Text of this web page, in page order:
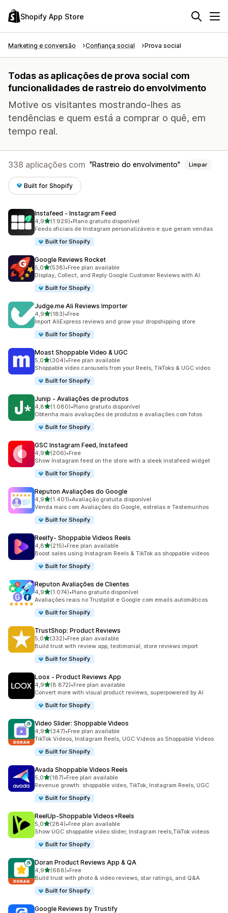
Shopify App Store
Marketing e conversão Confiança social Prova social
Todas as aplicações de prova social com
funcionalidades de rastreio do envolvimento
Motive os visitantes mostrando-lhes as
tendências e quem está a comprar o quê, em
tempo real.
338 aplicações com Rastreio do envolvimento Limpar
Built for Shopify
Instafeed ‑ Instagram Feed
4,9de 5 estrelas
(1.929)
1929 total de avaliações
•Plano gratuito disponível
Feeds oficiais de Instagram personalizáveis e que geram vendas
Built for Shopify
Google Reviews Rocket
5,0de 5 estrelas
(538)
538 total de avaliações
•Free plan available
Display, Collect, and Reply Google Customer Reviews with AI.
Built for Shopify
Judge.me Ali Reviews Importer
4,9de 5 estrelas
(183)
183 total de avaliações
•Free
Import AliExpress reviews and grow your dropshipping store
Built for Shopify
Moast Shoppable Video & UGC
5,0de 5 estrelas
(304)
304 total de avaliações
•Free plan available
Shoppable video carousels from your Reels, TikToks & UGC video
Built for Shopify
Junip ‑ Avaliações de produtos
4,8de 5 estrelas
(1.080)
1080 total de avaliações
•Plano gratuito disponível
Obtenha mais avaliações de produtos e avaliações com fotos
Built for Shopify
GSC Instagram Feed, Instafeed
4,9de 5 estrelas
(206)
206 total de avaliações
•Free
Show Instagram feed on the store with a sleek instafeed widget
Built for Shopify
Reputon Avaliações do Google
4,9de 5 estrelas
(1.401)
1401 total de avaliações
•Avaliação gratuita disponível
Venda mais com Avaliações do Google, estrelas e Testemunhos
Built for Shopify
Reelfy‑ Shoppable Videos Reels
4,8de 5 estrelas
(215)
215 total de avaliações
•Free plan available
Boost sales using Instagram Reels & TikTok as shoppable videos
Built for Shopify
Reputon Avaliações de Clientes
4,9de 5 estrelas
(1.074)
1074 total de avaliações
•Plano gratuito disponível
Avaliações reais no Trustpilot e Google com emails automáticos
Built for Shopify
TrustShop: Product Reviews
5,0de 5 estrelas
(332)
332 total de avaliações
•Free plan available
Build trust with review app, testimonial, store reviews import
Built for Shopify
Loox ‑ Product Reviews App
4,9de 5 estrelas
(8.872)
8872 total de avaliações
•Free plan available
Convert more with visual product reviews, superpowered by AI
Built for Shopify
Video Slider: Shoppable Videos
4,9de 5 estrelas
(347)
347 total de avaliações
•Free plan available
TikTok Videos, Instagram Reels, UGC Videos as Shoppable Videos
Built for Shopify
Avada Shoppable Videos Reels
5,0de 5 estrelas
(187)
187 total de avaliações
•Free plan available
Revenue growth: shoppable video, TikTok, Instagram Reels, UGC
Built for Shopify
ReelUp‑Shoppable Videos+Reels
5,0de 5 estrelas
(284)
284 total de avaliações
•Free plan available
Show UGC shoppable video slider, Instagram reels,TikTok videos
Built for Shopify
Doran Product Reviews App & QA
4,9de 5 estrelas
(688)
688 total de avaliações
•Free
Build trust with photo & video reviews, star ratings, and Q&A
Built for Shopify
Google Reviews by Trustify